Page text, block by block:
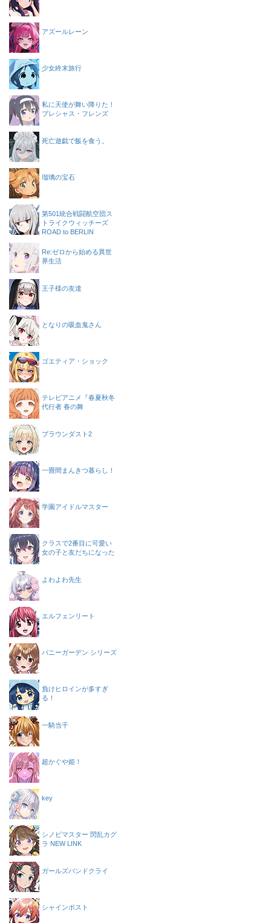
アズールレーン
少女終末旅行
私に天使が舞い降りた！
プレシャス・フレンズ
死亡遊戯で飯を食う。
瑠璃の宝石
第501統合戦闘航空団ス
トライクウィッチーズ
ROAD to BERLIN
Re:ゼロから始める異世
界生活
王子様の友達
となりの吸血鬼さん
ゴエティア・ショック
テレビアニメ『春夏秋冬
代行者 春の舞
ブラウンダスト2
一畳間まんきつ暮らし！
学園アイドルマスター
クラスで2番目に可愛い
女の子と友だちになった
よわよわ先生
エルフェンリート
バニーガーデン シリーズ
負けヒロインが多すぎ
る！
一騎当千
超かぐや姫！
key
シノビマスター 閃乱カグ
ラ NEW LINK
ガールズバンドクライ
シャインポスト